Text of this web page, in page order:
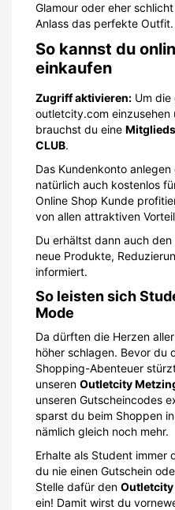
Glamour oder eher
Anlass das perfekte Outfit.
So kannst du
einkaufen
Zugriff aktivieren: Um
outletcity.com einzusehen
brauchst du eine
CLUB.
Das Kundenkonto
natürlich auch kostenlos
Online Shop Kunde
von allen attraktiven
Du erhältst dann auch
neue Produkte,
informiert.
So leisten sich
Mode
Da dürften die Herzen
höher schlagen. Bevor du
Shopping-Abenteuer
unseren Outletcity
unseren Gutscheincodes
sparst du beim Shoppen
nämlich gleich noch mehr.
Erhalte als Student immer
du nie einen Gutschein
Stelle dafür den
ein! Damit wirst du